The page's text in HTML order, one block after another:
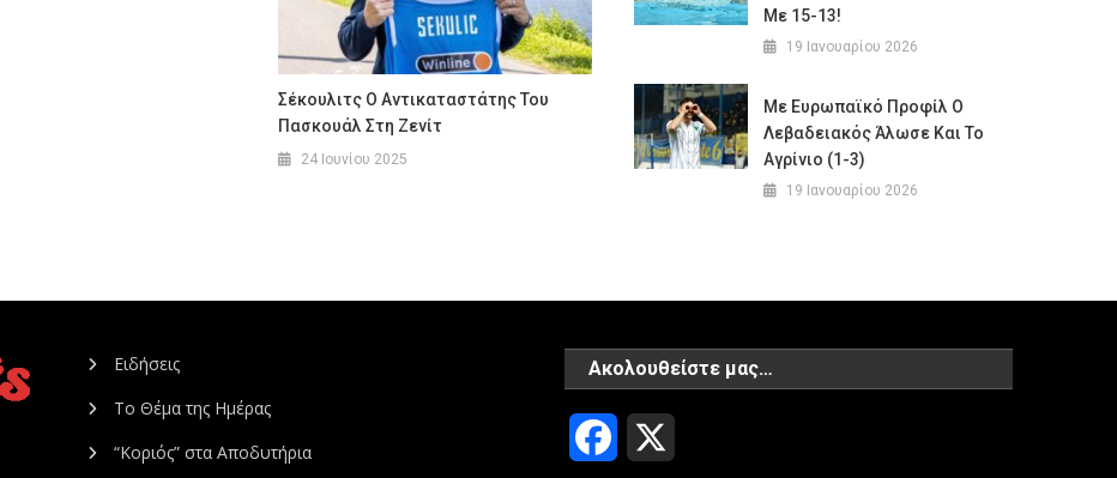
Σέκουλιτς Ο Αντικαταστάτης Του
Πασκουάλ Στη Ζενίτ
24 Ιουνίου 2025
Με 15-13!
19 Ιανουαρίου 2026
Με Ευρωπαϊκό Προφίλ Ο
Λεβαδειακός Άλωσε Και Το
Αγρίνιο (1-3)
19 Ιανουαρίου 2026
Ειδήσεις
Το Θέμα της Ημέρας
“Κοριός” στα Αποδυτήρια
Ακολουθείστε μας…
Facebook